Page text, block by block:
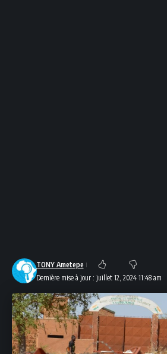
Dernière mise à jour : juillet 12, 2024 11:48 am
TONY Ametepe